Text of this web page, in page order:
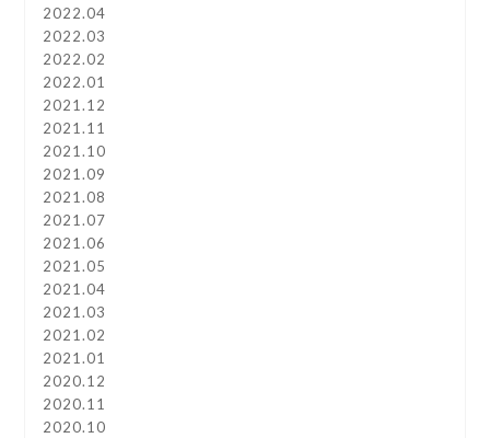
2022.04
2022.03
2022.02
2022.01
2021.12
2021.11
2021.10
2021.09
2021.08
2021.07
2021.06
2021.05
2021.04
2021.03
2021.02
2021.01
2020.12
2020.11
2020.10